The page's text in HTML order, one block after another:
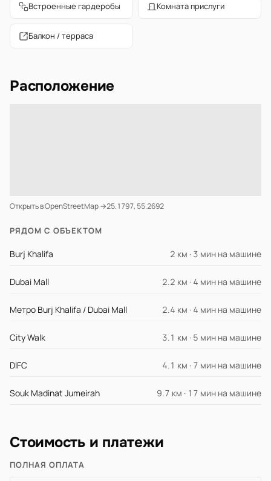
Встроенные гардеробы Комната прислуги
Балкон / терраса
Расположение
Открыть в OpenStreetMap →25.1797, 55.2692
РЯДОМ С ОБЪЕКТОМ
Burj Khalifa 2 км · 3 мин на машине
Dubai Mall 2.2 км · 4 мин на машине
Метро Burj Khalifa / Dubai Mall 2.4 км · 4 мин на машине
City Walk 3.1 км · 5 мин на машине
DIFC 4.1 км · 7 мин на машине
Souk Madinat Jumeirah 9.7 км · 17 мин на машине
Стоимость и платежи
ПОЛНАЯ ОПЛАТА